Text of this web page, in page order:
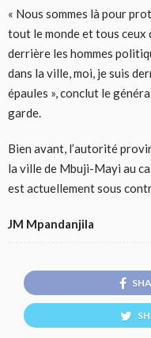
« Nous sommes là pour
tout le monde et tous ceux
derrière les hommes
dans la ville, moi, je suis
épaules », conclut le
garde.
Bien avant, l’autorité
la ville de Mbuji-Mayi au
est actuellement sous
JM Mpandanjila